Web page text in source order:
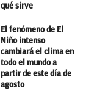
qué sirve
El fenómeno de El
Niño intenso
cambiará el clima en
todo el mundo a
partir de este día de
agosto